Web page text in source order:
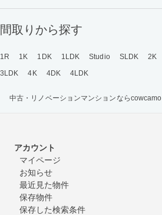
間取りから探す
1R 1K 1DK 1LDK Studio SLDK 2K
3LDK
4K 4DK 4LDK
中古・リノベーションマンションならcowcamo
アカウント
マイページ
お知らせ
最近見た物件
保存物件
保存した検索条件